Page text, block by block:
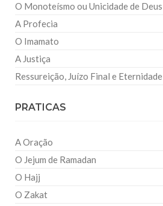
O Monoteísmo ou Unicidade de Deus
A Profecia
O Imamato
A Justiça
Ressureição, Juízo Final e Eternidade
PRATICAS
A Oração
O Jejum de Ramadan
O Hajj
O Zakat